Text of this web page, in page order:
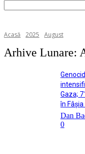
Acasă 2025 August
Arhive Lunare:
Gaza;
în Fâșia
Dan
0